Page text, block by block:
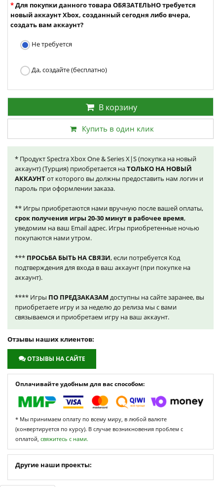
Для покупки данного товара ОБЯЗАТЕЛЬНО требуется
новый аккаунт Xbox, созданный сегодня либо вчера,
создать вам аккаунт?
Не требуется
Да, создайте (бесплатно)
В корзину
Купить в один клик
* Продукт Spectra Xbox One & Series X|S (покупка на новый
аккаунт) (Турция) приобретается наТОЛЬКО НА НОВЫЙ
АККАУНТот которого вы должны предоставить нам логин и
пароль при оформлении заказа.
** Игры приобретаются нами вручную после вашей оплаты,
срок получения игры 20-30 минут в рабочее время,
уведомим на ваш Email адрес. Игры приобретенные ночью
покупаются нами утром.
*** ПРОСЬБА БЫТЬ НА СВЯЗИ, если потребуется Код
подтверждения для входа в ваш аккаунт (при покупке на
аккаунт).
**** Игры ПО ПРЕДЗАКАЗАМ доступны на сайте заранее, вы
приобретаете игру и за неделю до релиза мы с вами
связываемся и приобретаем игру на ваш аккаунт.
Отзывы наших клиентов:
ОТЗЫВЫ НА САЙТЕ
Оплачивайте удобным для вас способом:
* Мы принимаем оплату по всему миру, в любой валюте
(конвертируется по курсу). В случае возникновения проблем с
оплатой, свяжитесь с нами.
Другие наши проекты: